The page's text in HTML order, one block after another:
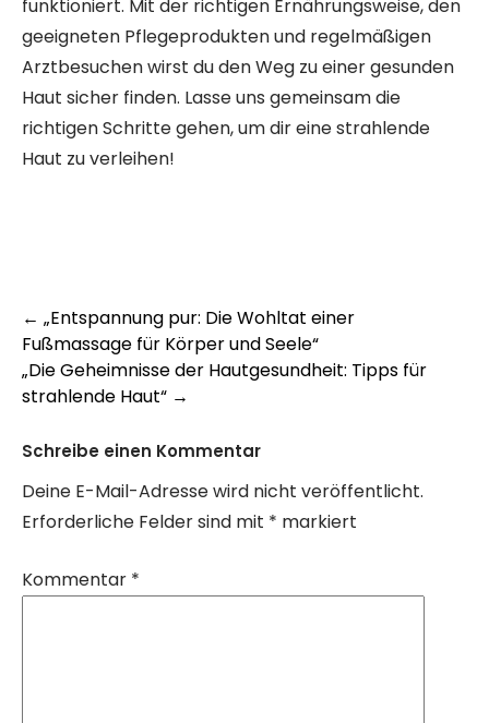
funktioniert. Mit der richtigen Ernährungsweise, den
geeigneten Pflegeprodukten und regelmäßigen
Arztbesuchen wirst du den Weg zu einer gesunden
Haut sicher finden. Lasse uns gemeinsam die
richtigen Schritte gehen, um dir eine strahlende
Haut zu verleihen!
Post
navigation
← „Entspannung pur: Die Wohltat einer
Fußmassage für Körper und Seele“
„Die Geheimnisse der Hautgesundheit: Tipps für
strahlende Haut“ →
Schreibe einen Kommentar
Deine E-Mail-Adresse wird nicht veröffentlicht.
Erforderliche Felder sind mit * markiert
Kommentar *